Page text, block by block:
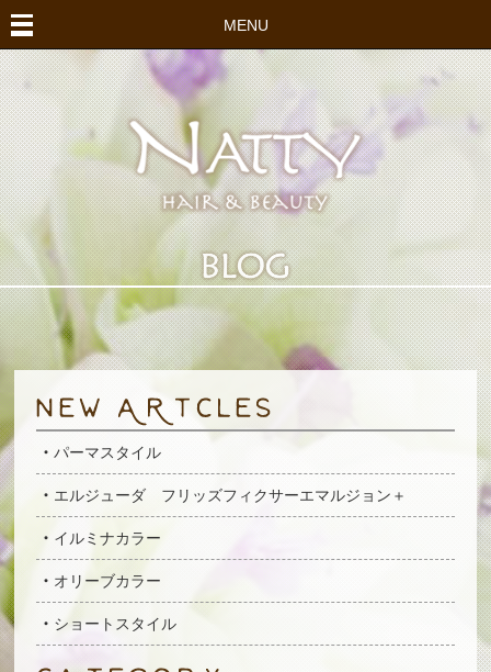
MENU
パーマスタイル
エルジューダ フリッズフィクサーエマルジョン＋
イルミナカラー
オリーブカラー
ショートスタイル